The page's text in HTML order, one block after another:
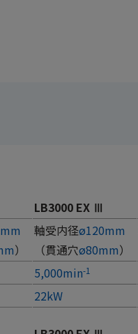
LB3000 EX Ⅲ
）
軸受内径ø120mm
（貫通穴ø80mm）
5,000min-1
22kW